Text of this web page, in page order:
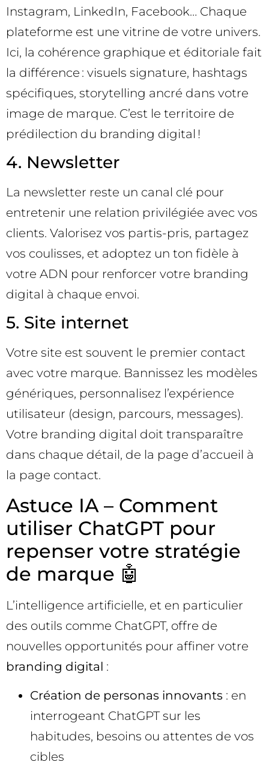
Instagram, LinkedIn, Facebook… Chaque
plateforme est une vitrine de votre univers.
Ici, la cohérence graphique et éditoriale fait
la différence : visuels signature, hashtags
spécifiques, storytelling ancré dans votre
image de marque. C’est le territoire de
prédilection du branding digital !
4. Newsletter
La newsletter reste un canal clé pour
entretenir une relation privilégiée avec vos
clients. Valorisez vos partis-pris, partagez
vos coulisses, et adoptez un ton fidèle à
votre ADN pour renforcer votre branding
digital à chaque envoi.
5. Site internet
Votre site est souvent le premier contact
avec votre marque. Bannissez les modèles
génériques, personnalisez l’expérience
utilisateur (design, parcours, messages).
Votre branding digital doit transparaître
dans chaque détail, de la page d’accueil à
la page contact.
Astuce IA – Comment
utiliser ChatGPT pour
repenser votre stratégie
de marque 🤖
L’intelligence artificielle, et en particulier
des outils comme ChatGPT, offre de
nouvelles opportunités pour affiner votre
branding digital :
Création de personas innovants : en
interrogeant ChatGPT sur les
habitudes, besoins ou attentes de vos
cibles